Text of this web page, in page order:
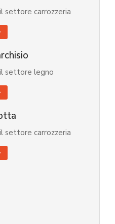
settore carrozzeria
settore legno
settore carrozzeria